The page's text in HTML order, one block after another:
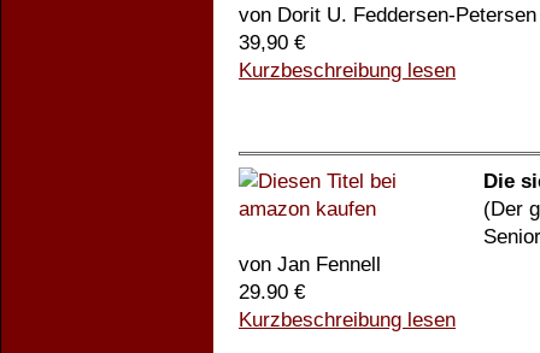
von Dorit U. Feddersen-Petersen
39,90 €
Kurzbeschreibung lesen
Die
(Der
von Jan Fennell
29.90 €
Kurzbeschreibung lesen